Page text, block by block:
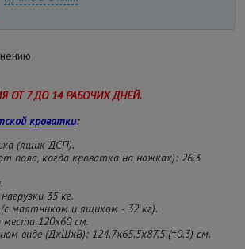
ОТ 7 ДО 14 РАБОЧИХ ДНЕЙ.
кроватки:
(ящик ДСП).
пола, когда кроватка на ножках): 26.3
35 кг.
маятником и ящиком - 32 кг).
места 120х60 см.
виде (ДхШхВ): 124.7х65.5х87.5 (±0.3) см.